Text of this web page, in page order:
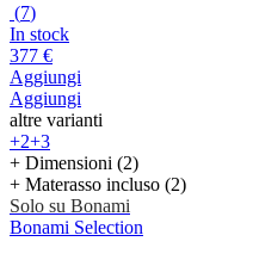
(7)
In stock
377 €
Aggiungi
Aggiungi
altre varianti
+2+3
+ Dimensioni (2)
+ Materasso incluso (2)
Solo su Bonami
Bonami Selection